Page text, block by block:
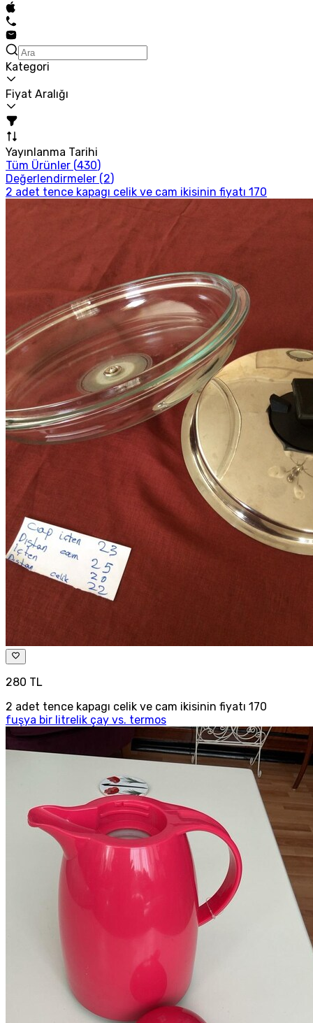
Kategori
Fiyat Aralığı
Yayınlanma Tarihi
Tüm Ürünler (430)
Değerlendirmeler (2)
2 adet tence kapagı celik ve cam ikisinin fiyatı 170
280 TL
2 adet tence kapagı celik ve cam ikisinin fiyatı 170
fuşya bir litrelik çay vs. termos